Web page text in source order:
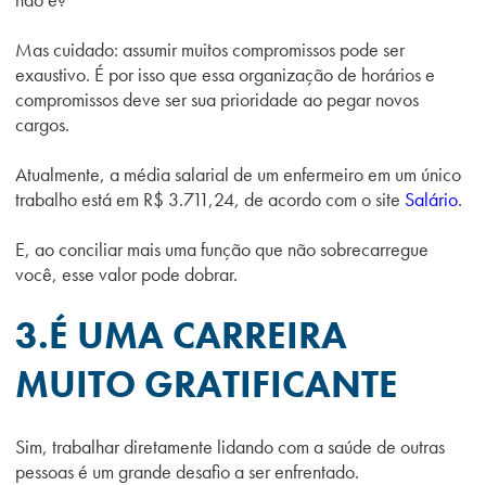
Mas cuidado: assumir muitos compromissos pode ser
exaustivo. É por isso que essa organização de horários e
compromissos deve ser sua prioridade ao pegar novos
cargos.
Atualmente, a média salarial de um enfermeiro em um único
trabalho está em R$ 3.711,24, de acordo com o site Salário.
E, ao conciliar mais uma função que não sobrecarregue
você, esse valor pode dobrar.
3.É UMA CARREIRA
MUITO GRATIFICANTE
Sim, trabalhar diretamente lidando com a saúde de outras
pessoas é um grande desafio a ser enfrentado.